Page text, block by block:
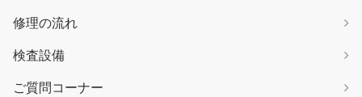
修理の流れ
検査設備
ご質問コーナー